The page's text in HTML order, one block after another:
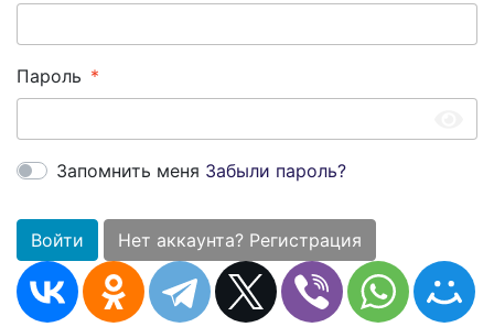
Пароль
Запомнить меня Забыли пароль?
Войти Нет аккаунта? Регистрация